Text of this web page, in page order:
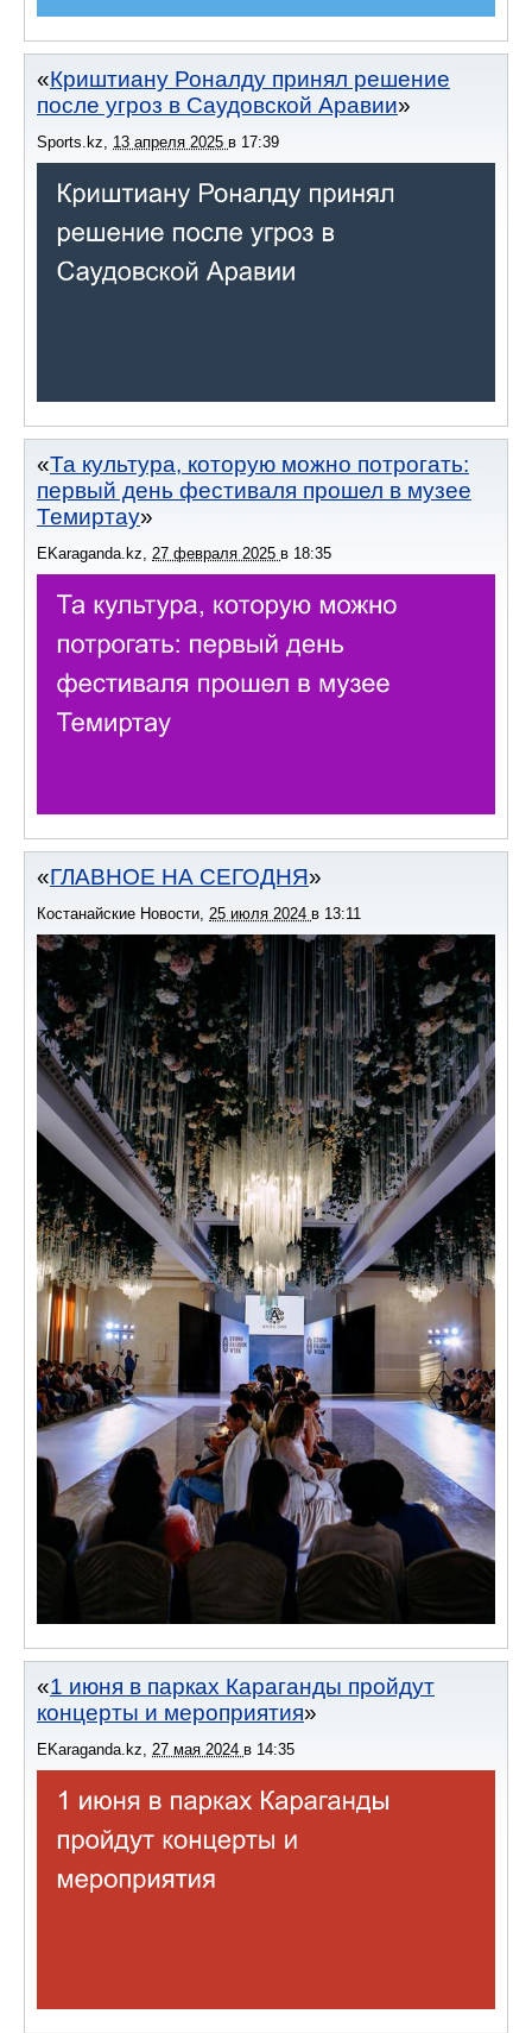
Криштиану Роналду принял решение
после угроз в Саудовской Аравии
Sports.kz 13 апреля 2025 в 17:39
Та культура, которую можно потрогать:
первый день фестиваля прошел в музее
Темиртау
EKaraganda.kz, 27 февраля 2025 в 18:35
ГЛАВНОЕ НА СЕГОДНЯ
Костанайские Новости, 25 июля 2024 в 13:11
1 июня в парках Караганды пройдут
концерты и мероприятия
EKaraganda.kz 27 мая 2024 в 14:35